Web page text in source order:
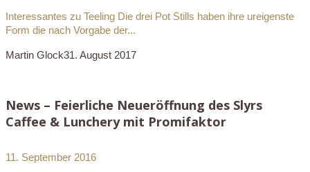
Interessantes zu Teeling Die drei Pot Stills haben ihre ureigenste
Form die nach Vorgabe der...
Martin Glock31. August 2017
News – Feierliche Neueröffnung des Slyrs
Caffee & Lunchery mit Promifaktor
11. September 2016